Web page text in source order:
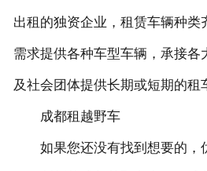
出租的独资企业，租赁车辆种类
需求提供各种车型车辆，承接各
及社会团体提供长期或短期的租
成都租越野车
如果您还没有找到想要的，